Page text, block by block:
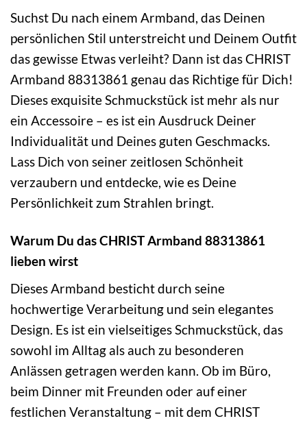
Suchst Du nach einem Armband, das Deinen
persönlichen Stil unterstreicht und Deinem Outfit
das gewisse Etwas verleiht? Dann ist das CHRIST
Armband 88313861 genau das Richtige für Dich!
Dieses exquisite Schmuckstück ist mehr als nur
ein Accessoire – es ist ein Ausdruck Deiner
Individualität und Deines guten Geschmacks.
Lass Dich von seiner zeitlosen Schönheit
verzaubern und entdecke, wie es Deine
Persönlichkeit zum Strahlen bringt.
Warum Du das CHRIST Armband 88313861
lieben wirst
Dieses Armband besticht durch seine
hochwertige Verarbeitung und sein elegantes
Design. Es ist ein vielseitiges Schmuckstück, das
sowohl im Alltag als auch zu besonderen
Anlässen getragen werden kann. Ob im Büro,
beim Dinner mit Freunden oder auf einer
festlichen Veranstaltung – mit dem CHRIST